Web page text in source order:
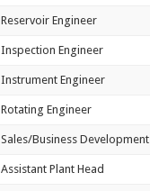
Reservoir Engineer
Inspection Engineer
Instrument Engineer
Rotating Engineer
Sales/Business Development
Assistant Plant Head